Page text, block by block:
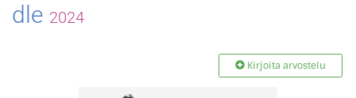
dle 2024
Kirjoita arvostelu